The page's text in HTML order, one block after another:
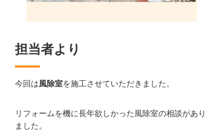
担当者より
今回は風除室を施工させていただきました。
リフォームを機に長年欲しかった風除室の相談があり
ました。